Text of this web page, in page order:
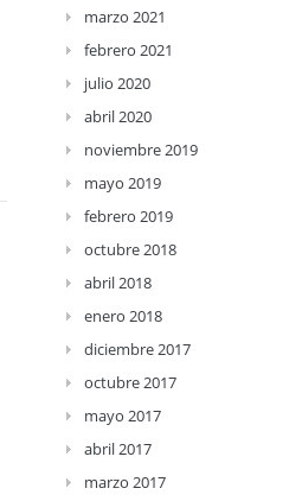
marzo 2021
febrero 2021
julio 2020
abril 2020
noviembre 2019
mayo 2019
febrero 2019
octubre 2018
abril 2018
enero 2018
diciembre 2017
octubre 2017
mayo 2017
abril 2017
marzo 2017